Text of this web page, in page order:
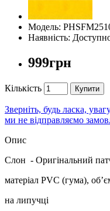
Модель:
Наявність:
999грн
Кількість Купити
Зверніть, будь ласка,
ми не відправляємо
Опис
Слон - Оригінальний
матеріал PVC (гума),
на липучці